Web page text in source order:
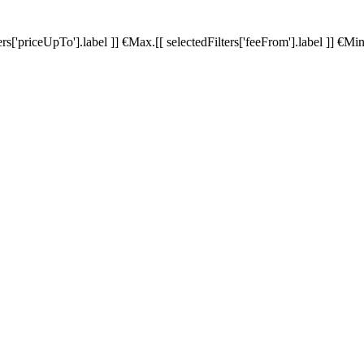
]] €Max.[[ selectedFilters['feeFrom'].label ]] €